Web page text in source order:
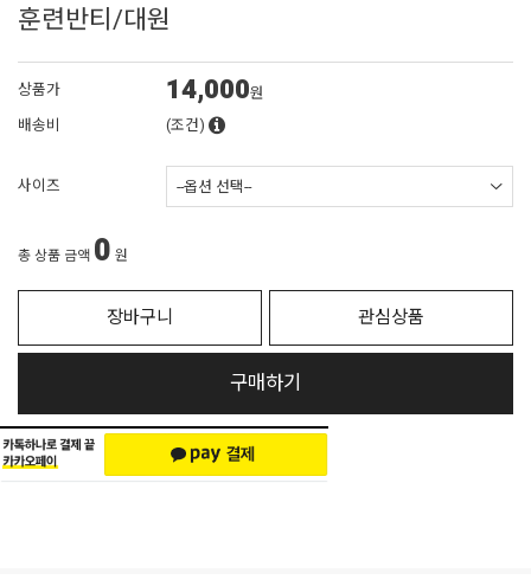
훈련반티/대원
상품가 14,000원
배송비
(조건)
사이즈
총 상품 금액 0 원
장바구니 관심상품
구매하기